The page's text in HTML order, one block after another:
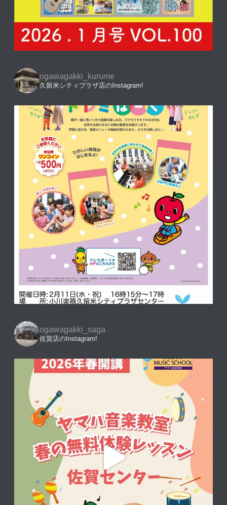
ogawagakki_kurume
久留米シティプラザ店のInstagram!
ogawagakki_saga
佐賀店のInstagram!